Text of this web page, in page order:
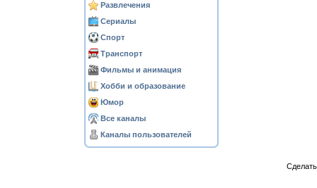
Развлечения
Сериалы
Спорт
Транспорт
Фильмы и анимация
Хобби и образование
Юмор
Все каналы
Каналы пользователей